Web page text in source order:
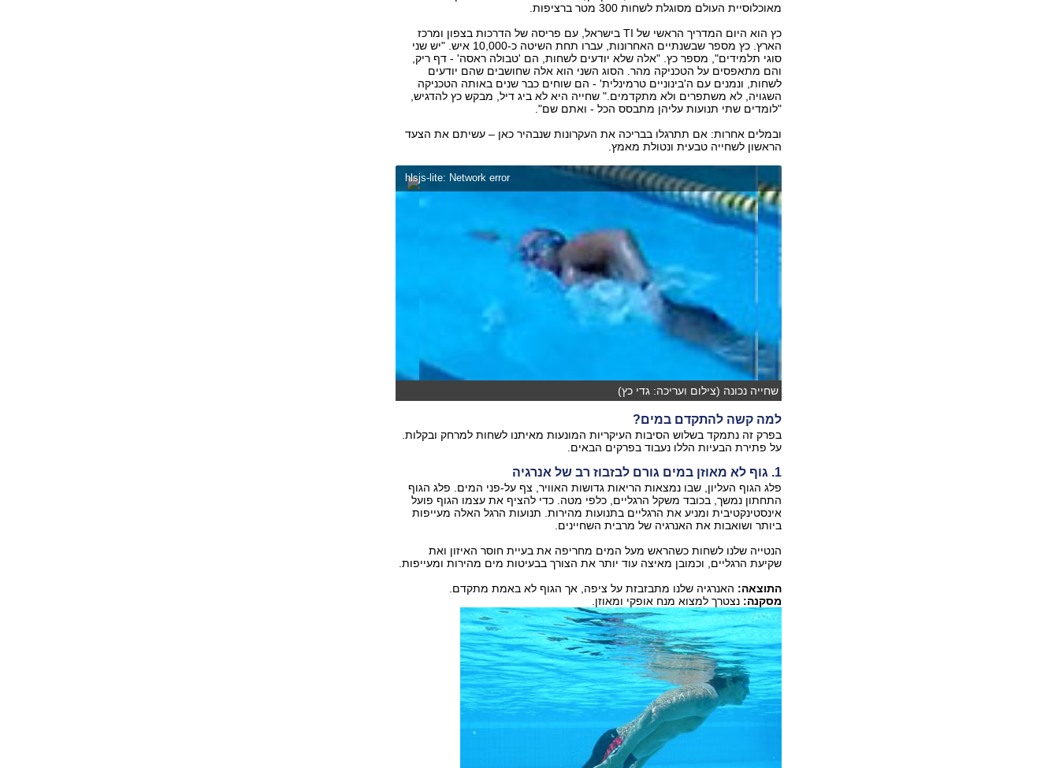
מאוכלוסיית העולם מסוגלת לשחות 300 מטר ברציפות.
כץ הוא היום המדריך הראשי של TI בישראל, עם פריסה של הדרכות בצפון ומרכז
הארץ. כץ מספר שבשנתיים האחרונות, עברו תחת השיטה כ-10,000 איש. "יש שני
סוגי תלמידים", מספר כץ. "אלה שלא יודעים לשחות, הם 'טבולה ראסה' - דף ריק,
והם מתאפסים על הטכניקה מהר. הסוג השני הוא אלה שחושבים שהם יודעים
לשחות, ונמנים עם ה'בינוניים טרמינלית' - הם שוחים כבר שנים באותה הטכניקה
השגויה, לא משתפרים ולא מתקדמים." שחייה היא לא ביג דיל, מבקש כץ להדגיש,
"לומדים שתי תנועות עליהן מתבסס הכל - ואתם שם".
ובמלים אחרות: אם תתרגלו בבריכה את העקרונות שנבהיר כאן – עשיתם את הצעד
הראשון לשחייה טבעית ונטולת מאמץ.
hlsjs-lite: Network error
שחייה נכונה (צילום ועריכה: גדי כץ)
למה קשה להתקדם במים?
בפרק זה נתמקד בשלוש הסיבות העיקריות המונעות מאיתנו לשחות למרחק ובקלות.
על פתירת הבעיות הללו נעבוד בפרקים הבאים.
1. גוף לא מאוזן במים גורם לבזבוז רב של אנרגיה
פלג הגוף העליון, שבו נמצאות הריאות גדושות האוויר, צף על-פני המים. פלג הגוף
התחתון נמשך, בכובד משקל הרגליים, כלפי מטה. כדי להציף את עצמו הגוף פועל
אינסטינקטיבית ומניע את הרגליים בתנועות מהירות. תנועות הרגל האלה מעייפות
ביותר ושואבות את האנרגיה של מרבית השחיינים.
הנטייה שלנו לשחות כשהראש מעל המים מחריפה את בעיית חוסר האיזון ואת
שקיעת הרגליים, וכמובן מאיצה עוד יותר את הצורך בבעיטות מים מהירות ומעייפות.
התוצאה: האנרגיה שלנו מתבזבזת על ציפה, אך הגוף לא באמת מתקדם.
מסקנה: נצטרך למצוא מנח אופקי ומאוזן.